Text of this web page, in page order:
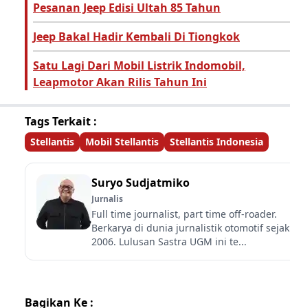
Pesanan Jeep Edisi Ultah 85 Tahun
Jeep Bakal Hadir Kembali Di Tiongkok
Satu Lagi Dari Mobil Listrik Indomobil,
Leapmotor Akan Rilis Tahun Ini
Tags Terkait :
Stellantis Mobil Stellantis Stellantis Indonesia
Suryo Sudjatmiko
Jurnalis
Full time journalist, part time off-roader.
Berkarya di dunia jurnalistik otomotif sejak
2006. Lulusan Sastra UGM ini te...
Bagikan Ke :